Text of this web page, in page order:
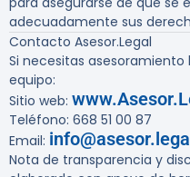
adecuadamente sus
Contacto Asesor.Legal
Si necesitas
equipo:
Sitio web:
Teléfono: 668 51 00 87
Email:
Nota de transparencia y